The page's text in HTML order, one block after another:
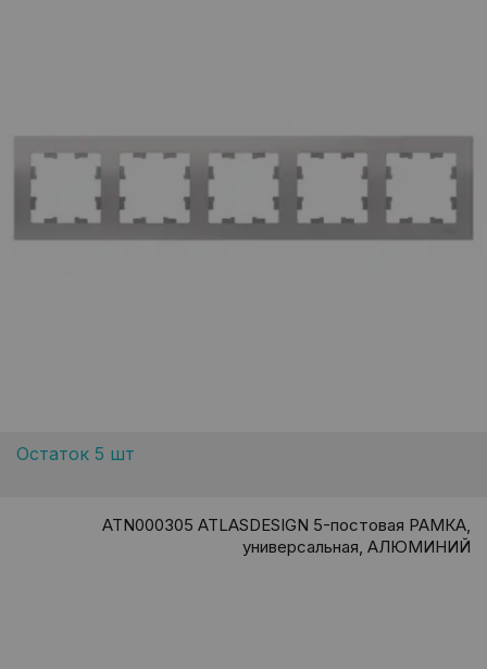
Остаток 5 шт
ATN000305 ATLASDESIGN 5-постовая РАМКА,
универсальная, АЛЮМИНИЙ